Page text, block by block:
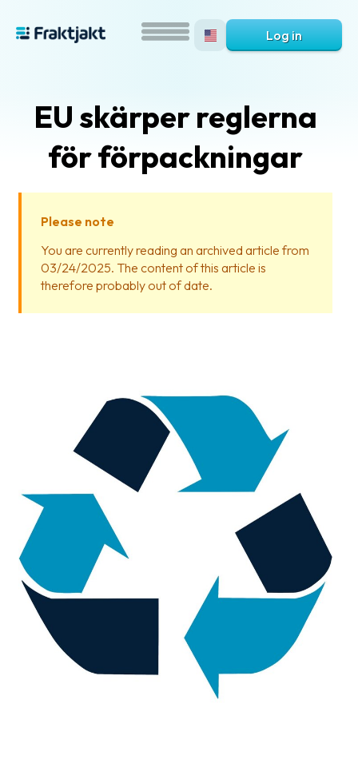
is
Fraktjakt?
Help?
Packing
Shipping
documents
Printer
Customs
declarations
Delivery
Pickups
Log in
EU skärper reglerna
för förpackningar
Please note
You are currently reading an archived article from
03/24/2025. The content of this article is
therefore probably out of date.